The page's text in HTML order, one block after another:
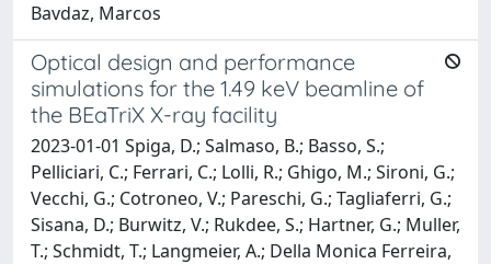
Bavdaz, Marcos
Optical design and performance
simulations for the 1.49 keV beamline of
the BEaTriX X-ray facility
2023-01-01 Spiga, D.; Salmaso, B.; Basso, S.;
Pelliciari, C.; Ferrari, C.; Lolli, R.; Ghigo, M.; Sironi, G.;
Vecchi, G.; Cotroneo, V.; Pareschi, G.; Tagliaferri, G.;
Sisana, D.; Burwitz, V.; Rukdee, S.; Hartner, G.; Muller,
T.; Schmidt, T.; Langmeier, A.; Della Monica Ferreira,